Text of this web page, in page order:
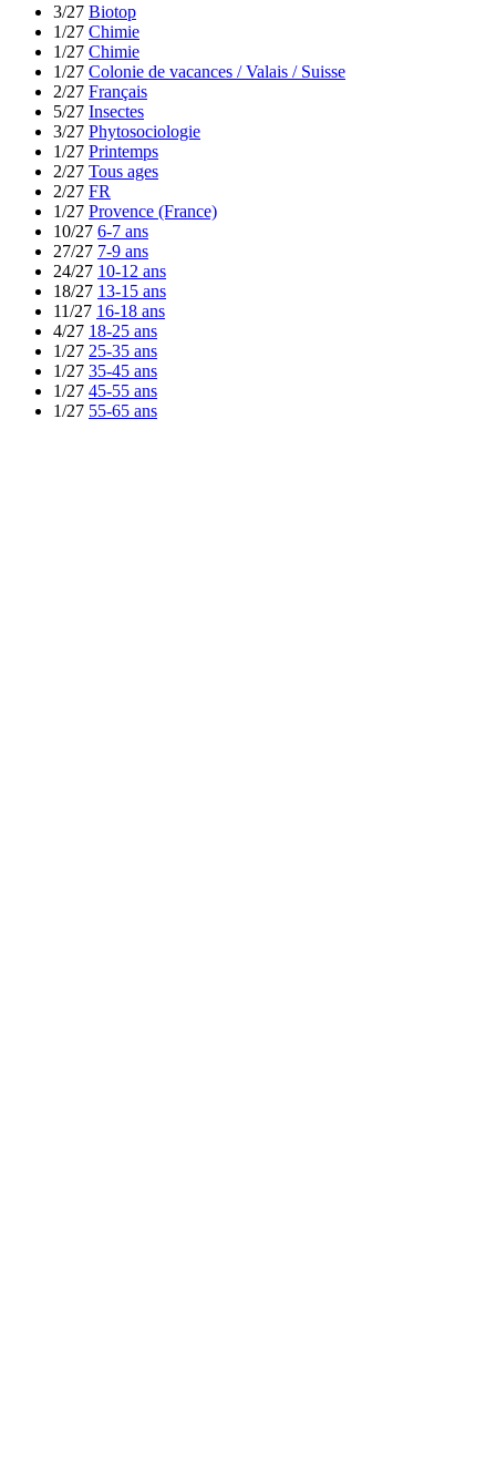
3/27 Biotop
1/27 Chimie
1/27 Chimie
1/27 Colonie de vacances / Valais / Suisse
2/27 Français
5/27 Insectes
3/27 Phytosociologie
1/27 Printemps
2/27 Tous ages
2/27 FR
1/27 Provence (France)
10/27 6-7 ans
27/27 7-9 ans
24/27 10-12 ans
18/27 13-15 ans
11/27 16-18 ans
4/27 18-25 ans
1/27 25-35 ans
1/27 35-45 ans
1/27 45-55 ans
1/27 55-65 ans